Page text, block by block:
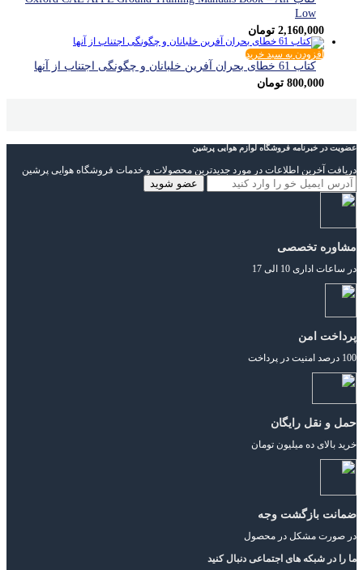
Low
2,160,000 تومان
افزودن به سبد خرید
کتاب 61 خطای بحران آفرین خلبانان و چگونگی اجتناب از آنها
800,000 تومان
عضویت در خبرنامه فروشگاه لوازم هوایی پرشین
دریافت آخرین اطلاعات در مورد جدیدترین محصولات و خدمات فروشگاه هوایی پرشین
مشاوره تخصصی
در ساعات اداری 10 الی 17
پرداخت امن
100 درصد امنیت در پرداخت
حمل و نقل رایگان
خرید بالای ده میلیون تومان
ضمانت بازگشت وجه
در صورت مشکل در محصول
ما را در شبکه های اجتماعی دنبال کنید